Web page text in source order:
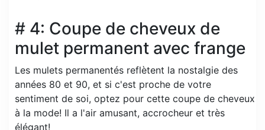
# 4: Coupe de cheveux de
mulet permanent avec frange
Les mulets permanentés reflètent la nostalgie des
années 80 et 90, et si c'est proche de votre
sentiment de soi, optez pour cette coupe de cheveux
à la mode! Il a l'air amusant, accrocheur et très
élégant!